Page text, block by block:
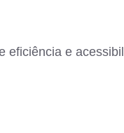
eficiência e